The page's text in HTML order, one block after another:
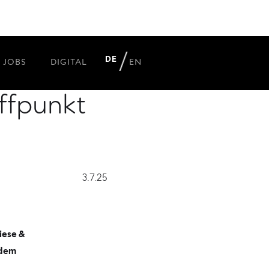
JOBS DIGITAL DE EN
3.7.25
&